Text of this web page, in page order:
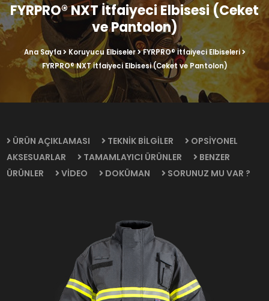
FYRPRO® NXT İtfaiyeci Elbisesi (Ceket
ve Pantolon)
Ana Sayfa Koruyucu Elbiseler
FYRPRO® İtfaiyeci Elbiseleri
FYRPRO® NXT İtfaiyeci Elbisesi (Ceket ve Pantolon)
ÜRÜN AÇIKLAMASI TEKNİK BİLGİLER
OPSİYONEL
AKSESUARLAR
TAMAMLAYICI ÜRÜNLER
BENZER
ÜRÜNLER
VİDEO DOKÜMAN SORUNUZ MU VAR ?